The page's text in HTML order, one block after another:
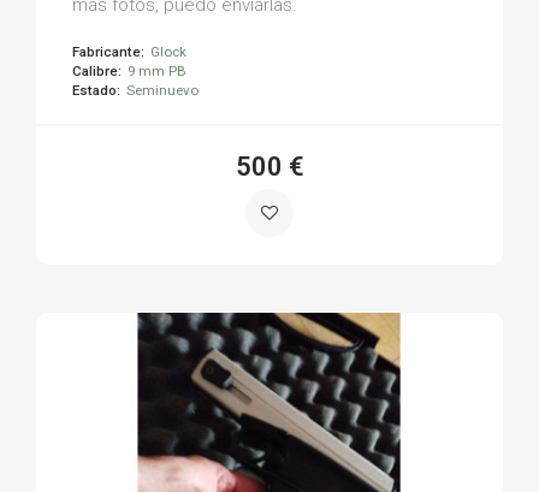
más fotos, puedo enviarlas.
Fabricante: Glock
Calibre: 9 mm PB
Estado: Seminuevo
500 €